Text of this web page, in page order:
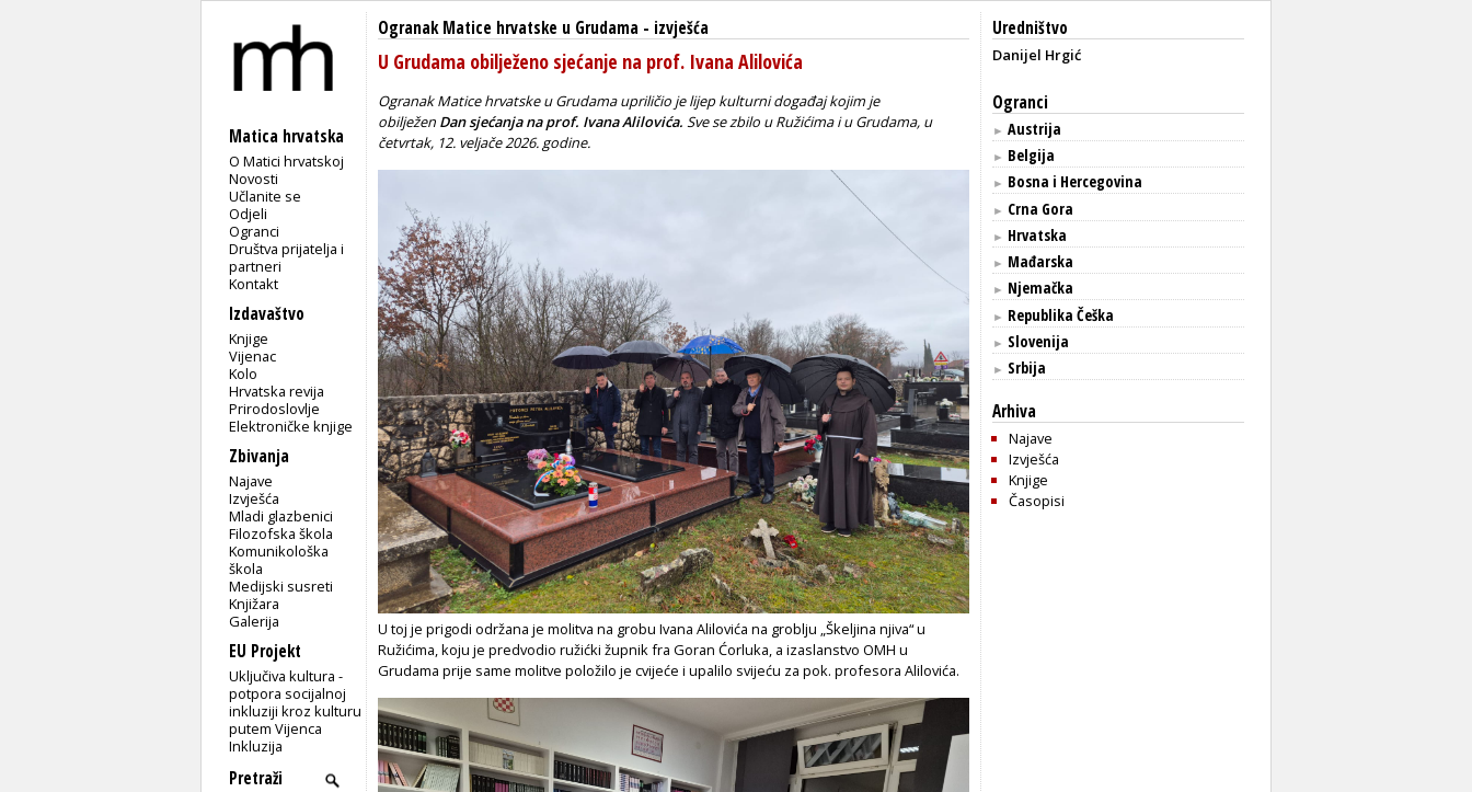
Matica hrvatska
O Matici hrvatskoj
Novosti
Učlanite se
Odjeli
Ogranci
Društva prijatelja i
partneri
Kontakt
Izdavaštvo
Knjige
Vijenac
Kolo
Hrvatska revija
Prirodoslovlje
Elektroničke knjige
Zbivanja
Najave
Izvješća
Mladi glazbenici
Filozofska škola
Komunikološka
škola
Medijski susreti
Knjižara
Galerija
EU Projekt
Uključiva kultura -
potpora socijalnoj
inkluziji kroz kulturu
putem Vijenca
Inkluzija
Ogranak Matice hrvatske u Grudama - izvješća
U Grudama obilježeno sjećanje na prof. Ivana Alilovića
Ogranak Matice hrvatske u Grudama upriličio je lijep kulturni događaj kojim je
obilježen Dan sjećanja na prof. Ivana Alilovića. Sve se zbilo u Ružićima i u Grudama, u
četvrtak, 12. veljače 2026. godine.
U toj je prigodi održana je molitva na grobu Ivana Alilovića na groblju „Škeljina njiva“ u
Ružićima, koju je predvodio ružićki župnik fra Goran Ćorluka, a izaslanstvo OMH u
Grudama prije same molitve položilo je cvijeće i upalilo svijeću za pok. profesora Alilovića.
Uredništvo
Danijel Hrgić
Ogranci
► Austrija
► Belgija
► Bosna i Hercegovina
► Crna Gora
► Hrvatska
► Mađarska
► Njemačka
► Republika Češka
► Slovenija
► Srbija
Arhiva
Najave
Izvješća
Knjige
Časopisi